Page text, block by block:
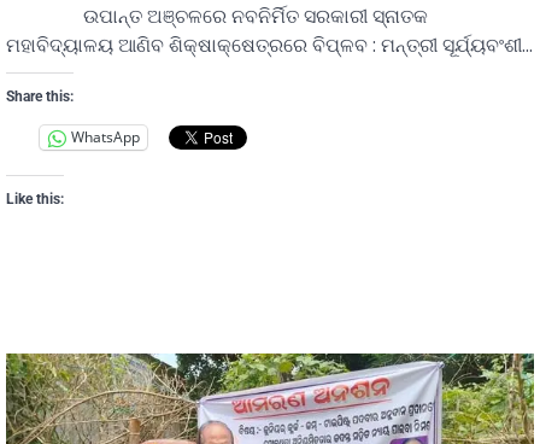
ଉପାନ୍ତ ଅଞ୍ଚଳରେ ନବନିର୍ମିତ ସରକାରୀ ସ୍ନାତକ
ମହାବିଦ୍ୟାଳୟ ଆଣିବ ଶିକ୍ଷାକ୍ଷେତ୍ରରେ ବିପ୍ଳବ : ମନ୍ତ୍ରୀ ସୂର୍ଯ୍ୟବଂଶୀ…
Share this:
WhatsApp
Like this: